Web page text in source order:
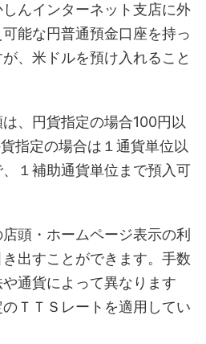
んインターネット支店に外
能な円普通預金口座を持っ
、米ドルを預け入れること
、円貨指定の場合100円以
指定の場合は１通貨単位以
１補助通貨単位まで預入可
頭・ホームページ表示の利
出すことができます。手数
通貨によって異なります
ＴＴＳレートを適用してい